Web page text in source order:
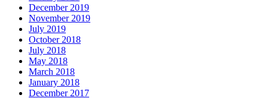
December 2019
November 2019
July 2019
October 2018
July 2018
May 2018
March 2018
January 2018
December 2017